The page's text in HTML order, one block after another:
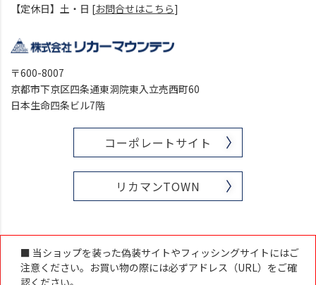
【定休日】土・日 [お問合せはこちら]
〒600-8007
京都市下京区四条通東洞院東入立売西町60
日本生命四条ビル7階
コーポレートサイト
リカマンTOWN
■ 当ショップを装った偽装サイトやフィッシングサイトにはご
注意ください。お買い物の際には必ずアドレス（URL）をご確